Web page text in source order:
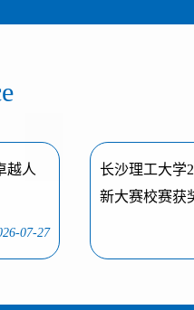
越人
07-27
长沙理工大学
新大赛校赛获